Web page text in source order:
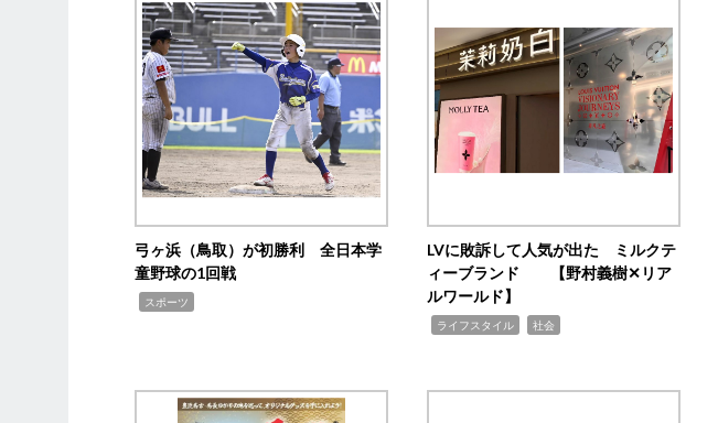
弓ヶ浜（鳥取）が初勝利 全日本学
童野球の1回戦
スポーツ
LVに敗訴して人気が出た ミルクテ
ィーブランド 【野村義樹✕リア
ルワールド】
ライフスタイル 社会